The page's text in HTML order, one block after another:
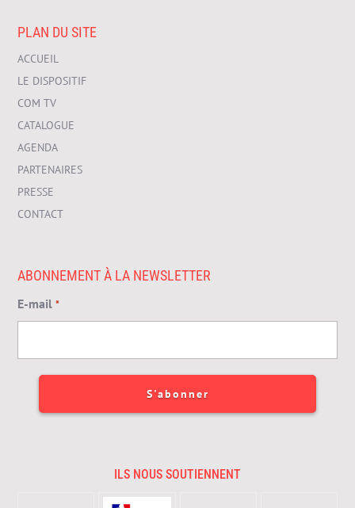
PLAN DU SITE
ACCUEIL
LE DISPOSITIF
COM TV
CATALOGUE
AGENDA
PARTENAIRES
PRESSE
CONTACT
ABONNEMENT À LA NEWSLETTER
E-mail *
ILS NOUS SOUTIENNENT